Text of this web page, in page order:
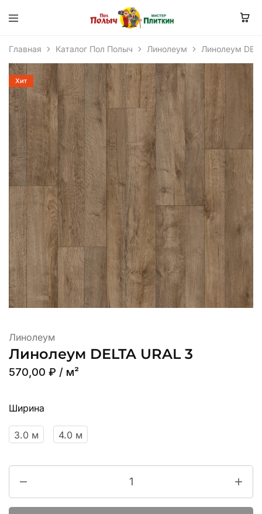
Главная Каталог Пол Полыч Линолеум Линолеум
Хит
Линолеум
Линолеум DELTA URAL 3
570,00 ₽ / м²
Ширина
3.0 м 4.0 м